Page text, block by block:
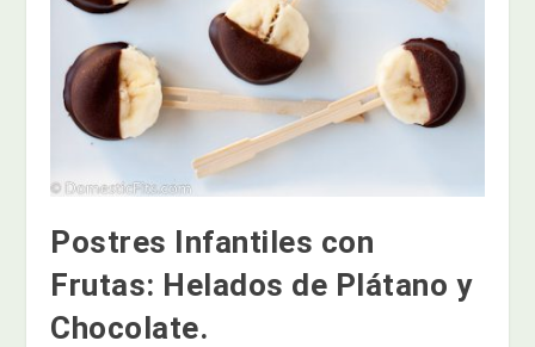
Postres Infantiles con
Frutas: Helados de Plátano y
Chocolate.